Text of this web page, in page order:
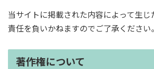
当サイトに掲載された内容によって生じ
責任を負いかねますのでご了承ください。
著作権について